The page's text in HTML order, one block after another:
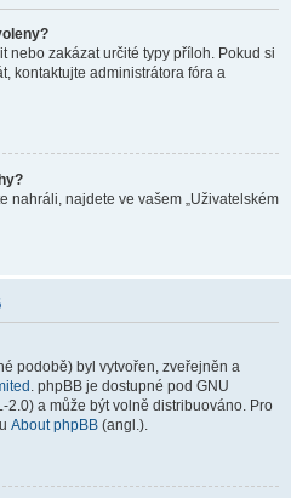
nebo zakázat určité typy příloh. Pokud si
kontaktujte administrátora fóra a
nahráli, najdete ve vašem „Uživatelském
podobě) byl vytvořen, zveřejněn a
. phpBB je dostupné pod GNU
a může být volně distribuováno. Pro
About phpBB (angl.).